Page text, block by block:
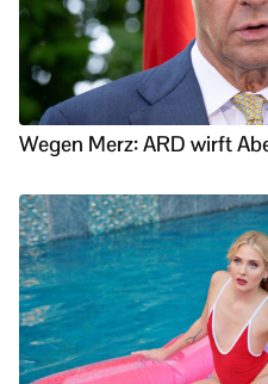
Wegen Merz: ARD wirft